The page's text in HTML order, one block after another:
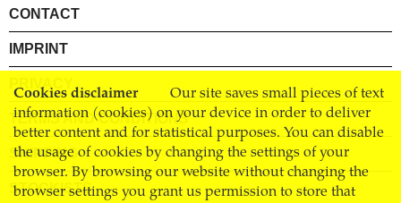
Cookies disclaimer
Our site saves small pieces of text
information (cookies) on your device in order to deliver
better content and for statistical purposes. You can disable
the usage of cookies by changing the settings of your
browser. By browsing our website without changing the
browser settings you grant us permission to store that
CONTACT
IMPRINT
PRIVACY
TERMS AND CONDITIONS
SHIPPING
STOCKISTS